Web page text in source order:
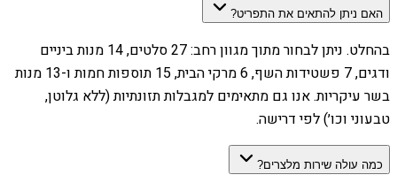
האם ניתן להתאים את התפריט?
בהחלט. ניתן לבחור מתוך מגוון רחב: 27 סלטים, 14 מנות ביניים
ודגים, 7 פשטידות השף, 6 מרקי הבית, 15 תוספות חמות ו-13 מנות
בשר עיקריות. אנו גם מתאימים למגבלות תזונתיות (ללא גלוטן,
טבעוני וכו׳) לפי דרישה.
כמה עולה שירות מלצרים?